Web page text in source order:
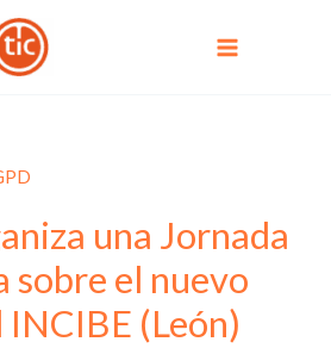
una Jornada
el nuevo
INCIBE (León)